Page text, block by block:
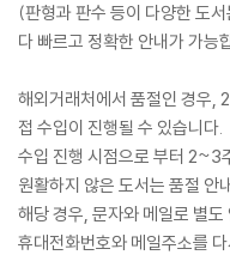
(판형과 판수 등이 다양한 도
다 빠르고 정확한 안내가 가능
해외거래처에서 품절인 경우,
접 수입이 진행될 수 있습니다.
수입 진행 시점으로 부터 2~3
원활하지 않은 도서는 품절 안
해당 경우, 문자와 메일로 별
휴대전화번호와 메일주소를